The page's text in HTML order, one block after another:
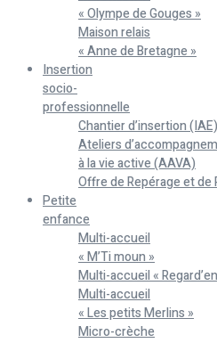
« Olympe de Gouges »
Maison relais
« Anne de Bretagne »
Insertion
socio-
professionnelle
Chantier d’insertion
Ateliers
à la vie active (AAVA)
Offre de Repérage et de
Petite
enfance
Multi-accueil
« M’Ti moun »
Multi-accueil «
Multi-accueil
« Les petits Merlins »
Micro-crèche